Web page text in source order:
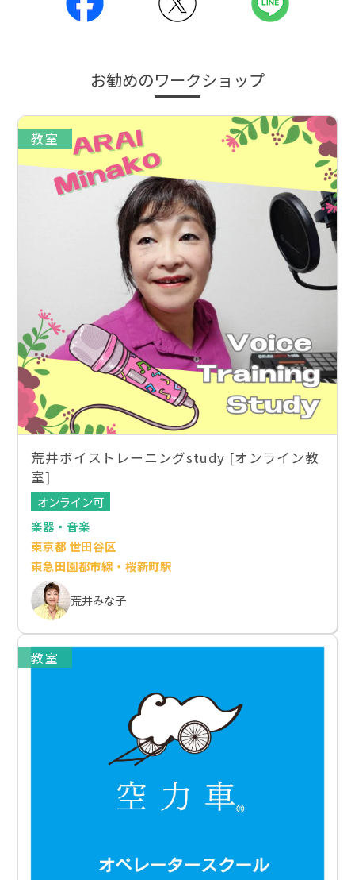
お勧めのワークショップ
教室
荒井ボイストレーニングstudy [オンライン教
室]
オンライン可
楽器・音楽
東京都 世田谷区
東急田園都市線・桜新町駅
荒井みな子
教室